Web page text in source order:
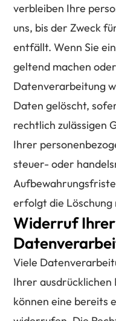
verbleiben Ihre
uns, bis der Zweck
entfällt. Wenn Sie
geltend machen
Datenverarbeitung
Daten gelöscht,
rechtlich zulässigen
Ihrer
steuer- oder
erfolgt die
Widerruf
Viele
Ihrer ausdrücklichen
können eine bereits